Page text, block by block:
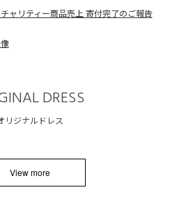
チャリティー商品売上 寄付完了のご報告
DRESS
リジナルドレス
View more